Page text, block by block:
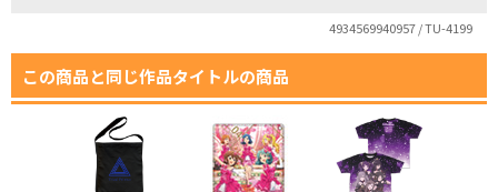
4934569940957 / TU-4199
この商品と同じ作品タイトルの商品